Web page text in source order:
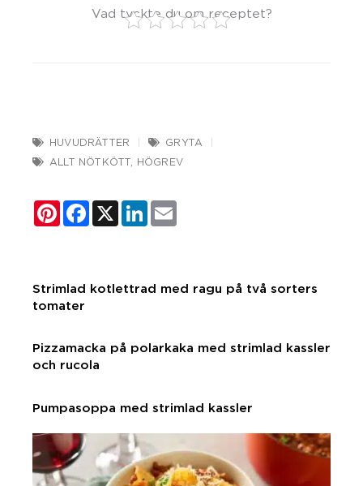
Vad tyckte du om receptet?
HUVUDRÄTTER
GRYTA
ALLT NÖTKÖTT
HÖGREV
PinterestFacebook
X LinkedIn
Strimlad kotlettrad med ragu på två sorters
tomater
Pizzamacka på polarkaka med strimlad kassler
och rucola
Pumpasoppa med strimlad kassler